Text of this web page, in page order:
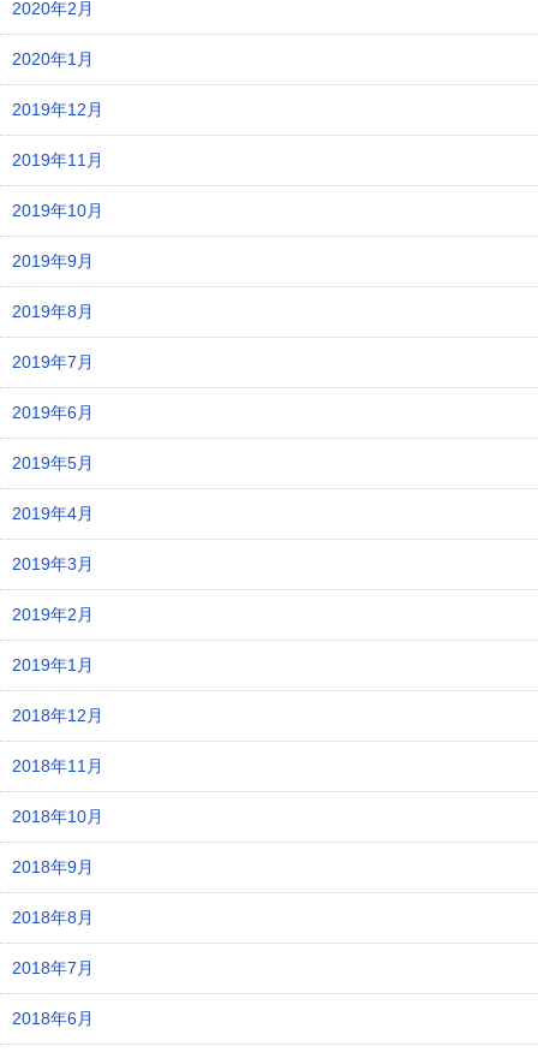
2020年2月
2020年1月
2019年12月
2019年11月
2019年10月
2019年9月
2019年8月
2019年7月
2019年6月
2019年5月
2019年4月
2019年3月
2019年2月
2019年1月
2018年12月
2018年11月
2018年10月
2018年9月
2018年8月
2018年7月
2018年6月